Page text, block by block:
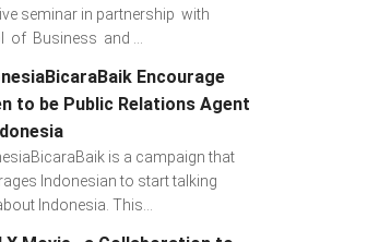
seminar in partnership with
of Business and ...
Encourage
to be Public Relations Agent
is a campaign that
Indonesian to start talking
Indonesia. This...